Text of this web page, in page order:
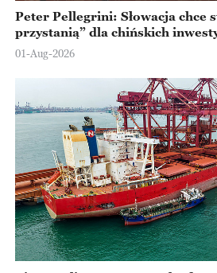
Peter Pellegrini: Słowacja chce
przystanią” dla chińskich
Europejskiej
01-Aug-2026